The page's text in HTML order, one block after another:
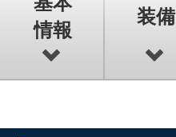
情報
装備